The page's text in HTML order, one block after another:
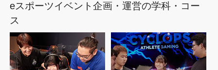
+プラスラボ
1日最大2つの学科説明＆体験授業
eスポーツイベント企画・運営の学科・コー
ス